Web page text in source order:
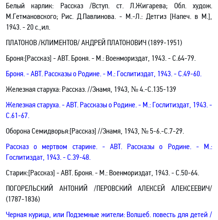
Белый карлик: Рассказ /Вступ. ст. Л.Жигарева; Обл. худож.
М.Гетмановского; Рис. Д.Павлинова. - М.-Л.: Детгиз [Напеч. в М.],
1943. - 20 с.,ил.
ПЛАТОНОВ /КЛИМЕНТОВ/ АНДРЕЙ ПЛАТОНОВИЧ (1899-1951)
Броня:[Рассказ] - АВТ. Броня.- М.: Военмориздат, 1943. -С.64-79.
Броня.- АВТ. Рассказы о Родине. - М.: Гослитиздат, 1943. - С.49-60.
Железная старуха: Рассказ.//Знамя, 1943, № 4.-C.135-139
Железная старуха.- АВТ. Рассказы о Родине. - М.: Гослитиздат, 1943. -
С.61-67.
Оборона Семидворья:[Рассказ] //Знамя, 1943, № 5-6.-C.7-29.
Рассказ о мертвом старике.- АВТ. Рассказы о Родине. - М.:
Гослитиздат, 1943. - С.39-48.
Старик:[Рассказ] - АВТ. Броня.- М.: Военмориздат, 1943. -С.50-64.
ПОГОРЕЛЬСКИЙ АНТОНИЙ /ПЕРОВСКИЙ АЛЕКСЕЙ АЛЕКСЕЕВИЧ/
(1787-1836)
Черная курица, или Подземные жители: Волшеб. повесть для детей /